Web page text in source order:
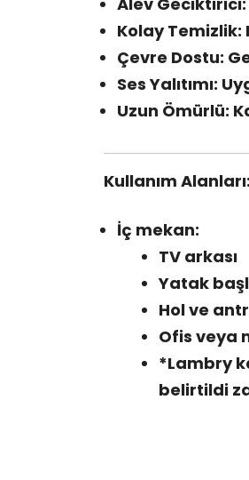
Kolay
Çevre Dostu:
Ses Yalıtımı:
Uzun Ömürlü:
Kullanım Alanları:
İç mekan:
TV arkası
Yatak
Hol ve
Ofis veya
*Lambry
belirtildi